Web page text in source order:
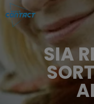
SIA